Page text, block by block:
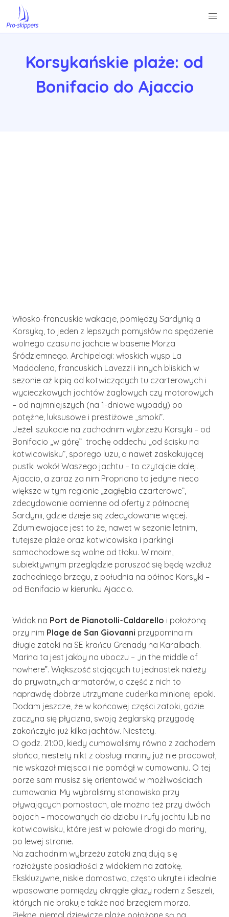
Korsykańskie plaże: od
Bonifacio do Ajaccio
Włosko-francuskie wakacje, pomiędzy Sardynią a
Korsyką, to jeden z lepszych pomysłów na spędzenie
wolnego czasu na jachcie w basenie Morza
Śródziemnego. Archipelagi: włoskich wysp La
Maddalena, francuskich Lavezzi i innych bliskich w
sezonie aż kipią od kotwiczących tu czarterowych i
wycieczkowych jachtów żaglowych czy motorowych
– od najmniejszych (na 1-dniowe wypady) po
potężne, luksusowe i prestiżowe „smoki”.
Jeżeli szukacie na zachodnim wybrzeżu Korsyki – od
Bonifacio „w górę” trochę oddechu „od ścisku na
kotwicowisku”, sporego luzu, a nawet zaskakującej
pustki wokół Waszego jachtu – to czytajcie dalej.
Ajaccio, a zaraz za nim Propriano to jedyne nieco
większe w tym regionie „zagłębia czarterowe”,
zdecydowanie odmienne od oferty z północnej
Sardynii, gdzie dzieje się zdecydowanie więcej.
Zdumiewające jest to że, nawet w sezonie letnim,
tutejsze plaże oraz kotwicowiska i parkingi
samochodowe są wolne od tłoku. W moim,
subiektywnym przeglądzie poruszać się będę wzdłuż
zachodniego brzegu, z południa na północ Korsyki –
od Bonifacio w kierunku Ajaccio.
Widok na Port de Pianotolli-Caldarello i położoną
przy nim Plage de San Giovanni przypomina mi
długie zatoki na SE krańcu Grenady na Karaibach.
Marina ta jest jakby na uboczu – „in the middle of
nowhere”. Większość stojących tu jednostek należy
do prywatnych armatorów, a część z nich to
naprawdę dobrze utrzymane cudeńka minionej epoki.
Dodam jeszcze, że w końcowej części zatoki, gdzie
zaczyna się płycizna, swoją żeglarską przygodę
zakończyło już kilka jachtów. Niestety.
O godz. 21:00, kiedy cumowaliśmy równo z zachodem
słońca, niestety nikt z obsługi mariny już nie pracował,
nie wskazał miejsca i nie pomógł w cumowaniu. O tej
porze sam musisz się orientować w możliwościach
cumowania. My wybraliśmy stanowisko przy
pływających pomostach, ale można też przy dwóch
bojach – mocowanych do dziobu i rufy jachtu lub na
kotwicowisku, które jest w połowie drogi do mariny,
po lewej stronie.
Na zachodnim wybrzeżu zatoki znajdują się
rozłożyste posiadłości z widokiem na zatokę.
Ekskluzywne, niskie domostwa, często ukryte i idealnie
wpasowane pomiędzy okrągłe głazy rodem z Seszeli,
których nie brakuje także nad brzegiem morza.